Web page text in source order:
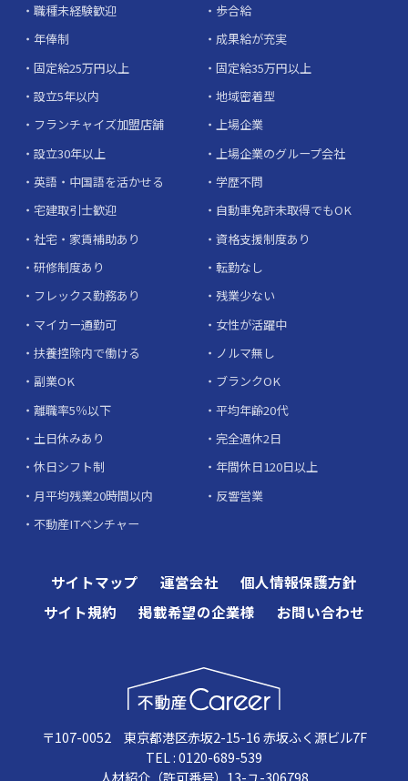
職種未経験歓迎
歩合給
年俸制
成果給が充実
固定給25万円以上
固定給35万円以上
設立5年以内
地域密着型
フランチャイズ加盟店舗
上場企業
設立30年以上
上場企業のグループ会社
英語・中国語を活かせる
学歴不問
宅建取引士歓迎
自動車免許未取得でもOK
社宅・家賃補助あり
資格支援制度あり
研修制度あり
転勤なし
フレックス勤務あり
残業少ない
マイカー通勤可
女性が活躍中
扶養控除内で働ける
ノルマ無し
副業OK
ブランクOK
離職率5％以下
平均年齢20代
土日休みあり
完全週休2日
休日シフト制
年間休日120日以上
月平均残業20時間以内
反響営業
不動産ITベンチャー
サイトマップ 運営会社
個人情報保護方針
サイト規約
掲載希望の企業様 お問い合わせ
〒107-0052 東京都港区赤坂2-15-16 赤坂ふく源ビル7F
TEL : 0120-689-539
人材紹介（許可番号）13-ユ-306798